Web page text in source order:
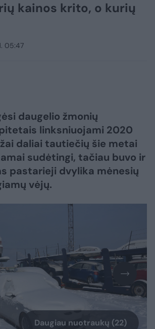
kainos krito, o kurių
05:47
daugelio žmonių
linksniuojami 2020
daliai tautiečių šie metai
sudėtingi, tačiau buvo ir
pastarieji dvylika mėnesių
vėjų.
Daugiau nuotraukų (22)